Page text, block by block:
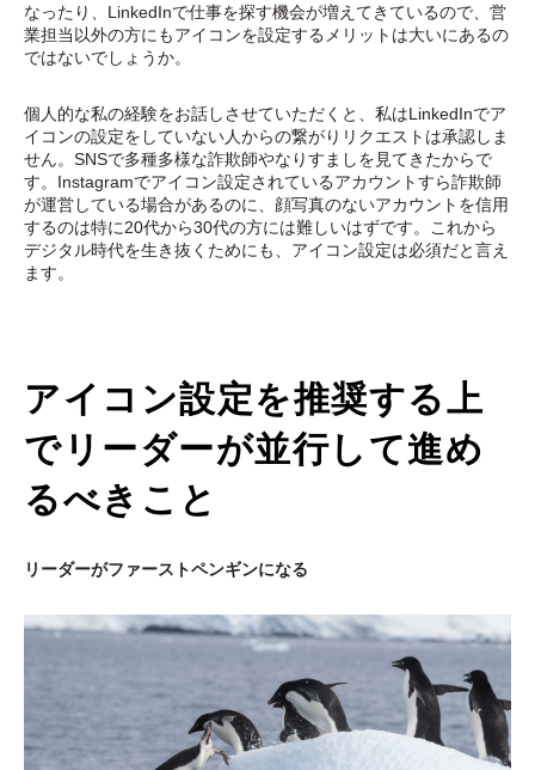
なったり、LinkedInで仕事を探す機会が増えてきているので、営
業担当以外の方にもアイコンを設定するメリットは大いにあるの
ではないでしょうか。
個人的な私の経験をお話しさせていただくと、私はLinkedInでア
イコンの設定をしていない人からの繋がりリクエストは承認しま
せん。SNSで多種多様な詐欺師やなりすましを見てきたからで
す。Instagramでアイコン設定されているアカウントすら詐欺師
が運営している場合があるのに、顔写真のないアカウントを信用
するのは特に20代から30代の方には難しいはずです。これから
デジタル時代を生き抜くためにも、アイコン設定は必須だと言え
ます。
アイコン設定を推奨する上
でリーダーが並行して進め
るべきこと
リーダーがファーストペンギンになる